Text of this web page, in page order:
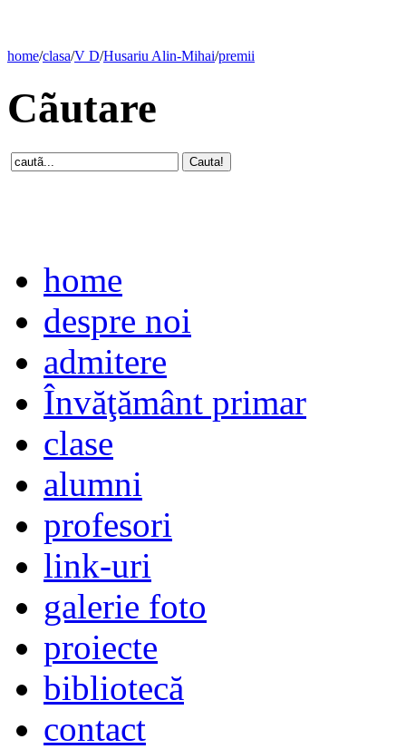
home/clasa/V D/Husariu Alin-Mihai/premii
Cãutare
home
despre noi
admitere
Învăţământ primar
clase
alumni
profesori
link-uri
galerie foto
proiecte
bibliotecă
contact